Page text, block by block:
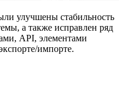
улучшены стабильность
а также исправлен ряд
API, элементами
импорте.